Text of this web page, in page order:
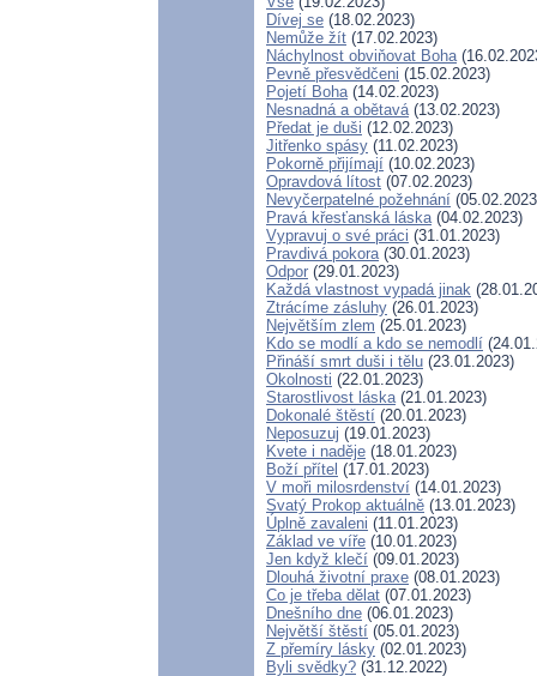
Dívej se (18.02.2023)
Nemůže žít (17.02.2023)
Náchylnost obviňovat Boha
Pevně přesvědčeni (15.02.2023)
Pojetí Boha(14.02.2023)
Nesnadná a obětavá(13.02.2023)
Předat je duši (12.02.2023)
Jitřenko spásy (11.02.2023)
Pokorně přijímají (10.02.2023)
Opravdová lítost (07.02.2023)
Nevyčerpatelné požehnání
Pravá křesťanská láska(04.02.2023)
Vypravuj o své práci (31.01.2023)
Pravdivá pokora(30.01.2023)
Odpor (29.01.2023)
Každá vlastnost vypadá jinak
Ztrácíme zásluhy (26.01.2023)
Největším zlem (25.01.2023)
Kdo se modlí a kdo se nemodlí
Přináší smrt duši i tělu (23.01.2023)
Okolnosti (22.01.2023)
Starostlivost láska(21.01.2023)
Dokonalé štěstí (20.01.2023)
Neposuzuj (19.01.2023)
Kvete i naděje (18.01.2023)
Boží přítel (17.01.2023)
V moři milosrdenství (14.01.2023)
Svatý Prokop aktuálně (13.01.2023)
Úplně zavaleni (11.01.2023)
Základ ve víře (10.01.2023)
Jen když klečí (09.01.2023)
Dlouhá životní praxe (08.01.2023)
Co je třeba dělat (07.01.2023)
Dnešního dne (06.01.2023)
Největší štěstí (05.01.2023)
Z přemíry lásky (02.01.2023)
Byli svědky? (31.12.2022)